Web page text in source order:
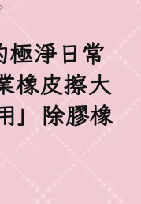
極淨日常
橡皮擦大
」除膠橡